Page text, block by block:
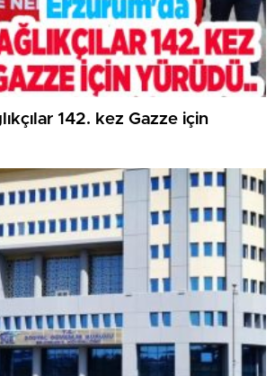
142. kez Gazze için